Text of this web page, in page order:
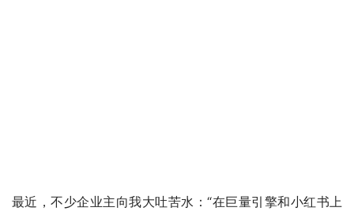
最近，不少企业主向我大吐苦水：“在巨量引擎和小红书上